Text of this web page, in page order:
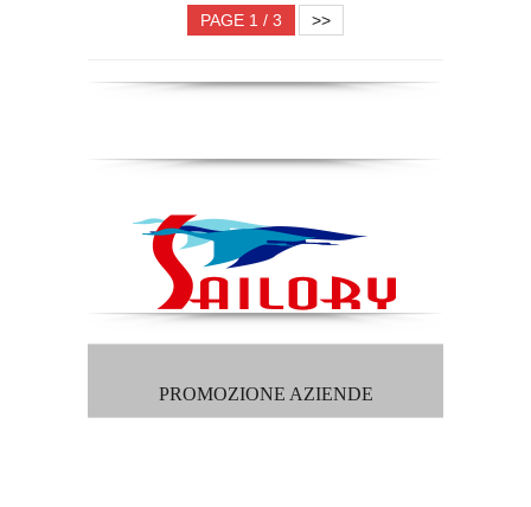
PAGE 1 / 3 >>
PROMOZIONE AZIENDE